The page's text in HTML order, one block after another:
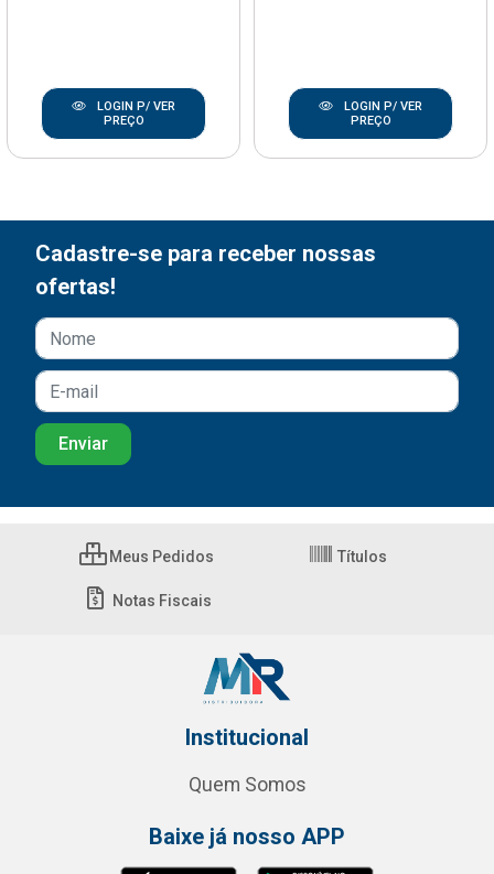
LOGIN P/ VER
PREÇO
LOGIN P/ VER
PREÇO
Cadastre-se para receber nossas
ofertas!
Meus Pedidos Títulos
Notas Fiscais
Institucional
Quem Somos
Baixe já nosso APP